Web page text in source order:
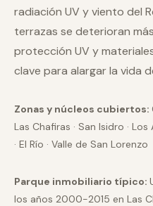
radiación UV y viento del
terrazas se deterioran
protección UV y
clave para alargar la vida
Zonas y núcleos cubiertos:
Las Chafiras · San Isidro ·
· El Río · Valle de San Lorenzo
Parque inmobiliario típico:
los años 2000-2015 en Las